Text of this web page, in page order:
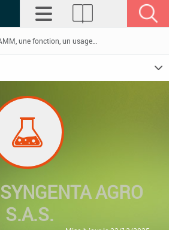
SYNGENTA AGRO
S.A.S.